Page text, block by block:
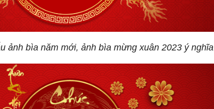
ảnh bìa năm mới, ảnh bìa mừng xuân 2023 ý nghĩa